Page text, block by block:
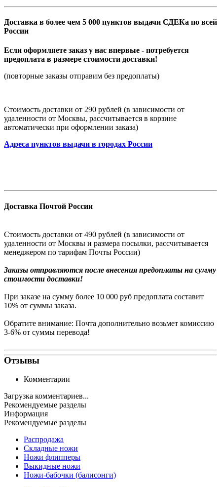
Доставка в более чем 5 000 пунктов выдачи СДЕКа по всей
России
Если оформляете заказ у нас впервые - потребуется
предоплата в размере стоимости доставки!
(повторные заказы отправим без предоплаты)
Стоимость доставки от 290 рублей (в зависимости от
удаленности от Москвы, рассчитывается в корзине
автоматически при оформлении заказа)
Адреса пунктов выдачи в городах России
Доставка Почтой России
Стоимость доставки от 490 рублей (в зависимости от
удаленности от Москвы и размера посылки, рассчитывается
менеджером по тарифам Почты России)
Заказы отправляются после внесения предоплаты на сумму
стоимости доставки!
При заказе на сумму более 10 000 руб предоплата составит
10% от суммы заказа.
Обратите внимание: Почта дополнительно возьмет комиссию
3-6% от суммы перевода!
Отзывы
Комментарии
Загрузка комментариев...
Рекомендуемые разделы
Информация
Рекомендуемые разделы
Распродажа
Складные ножи
Ножи флипперы
Выкидные ножи
Ножи-бабочки (балисонги)